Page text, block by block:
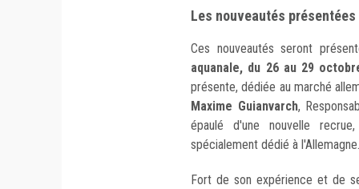
Les nouveautés
Ces nouveautés seront
aquanale, du 26 au 29
présente, dédiée au marché
Maxime Guianvarch,
épaulé d'une nouvelle
spécialement dédié à l'Allemagne.
Fort de son expérience et de